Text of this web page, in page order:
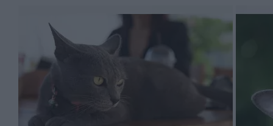
wadze 5 kg powinien zjeść 100 g mokrej karmy i 40
głaskania kotka, należy zmniejszyć dzienną dawkę
Legalna hodowla a pseudohodowla
Cena za rasowe kocięta – ile kosztuje korat, a ile